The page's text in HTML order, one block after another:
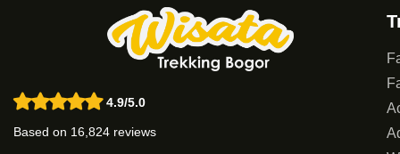
4.9/5.0
Based on 16,824 reviews